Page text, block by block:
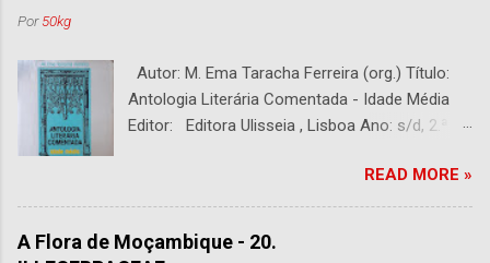
Por50kg
Autor: M. Ema Taracha Ferreira (org.) Título:
Antologia Literária Comentada - Idade Média
Editor: Editora Ulisseia , Lisboa Ano: s/d, 2.ª
Com alguns sublinhados a lapiseira. Usado.
Com 252 páginas.
READ MORE »
A Flora de Moçambique - 20.